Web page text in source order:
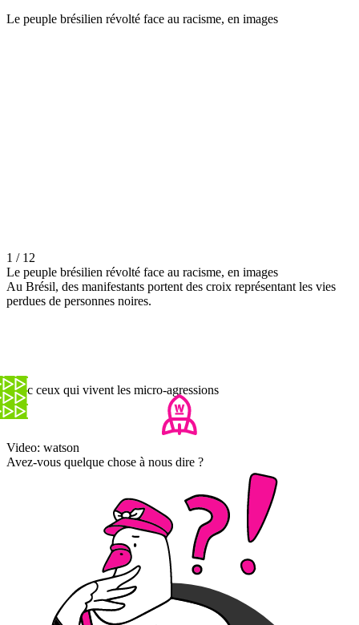
Le peuple brésilien révolté face au racisme, en images
1 / 12
Le peuple brésilien révolté face au racisme, en images
Au Brésil, des manifestants portent des croix représentant les vies
perdues de personnes noires.
Avec ceux qui vivent les micro-agressions
Video: watson
Avez-vous quelque chose à nous dire ?